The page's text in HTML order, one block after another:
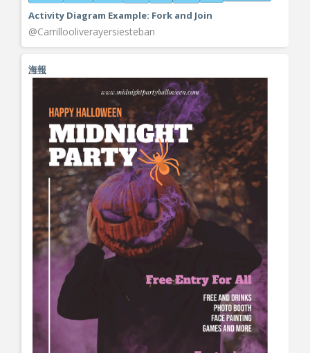
Activity Diagram Example: Fork and Join
@Carrillooliverayersiesteban
海報